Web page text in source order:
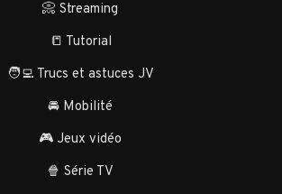
📀 Streaming
📒 Tutorial
🧑‍💻 Trucs et astuces JV
🚘 Mobilité
🎮 Jeux vidéo
🍿 Série TV